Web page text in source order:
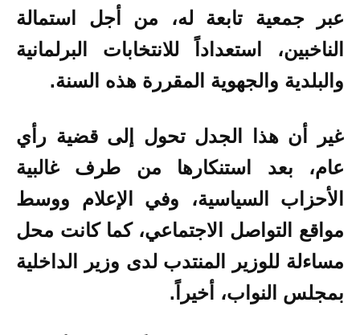
عبر جمعية تابعة له، من أجل استمالة
الناخبين، استعداداً للانتخابات البرلمانية
والبلدية والجهوية المقررة هذه السنة.
غير أن هذا الجدل تحول إلى قضية رأي
عام، بعد استنكارها من طرف غالبية
الأحزاب السياسية، وفي الإعلام ووسط
مواقع التواصل الاجتماعي، كما كانت محل
مساءلة للوزير المنتدب لدى وزير الداخلية
بمجلس النواب، أخيراً.